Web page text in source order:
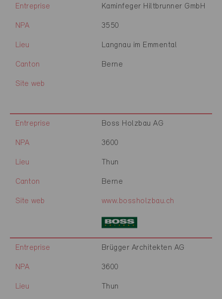
Entreprise Kaminfeger Hiltbrunner GmbH
NPA 3550
Lieu Langnau im Emmental
Canton Berne
Site web
Entreprise Boss Holzbau AG
NPA 3600
Lieu Thun
Canton Berne
Site web www.bossholzbau.ch
Entreprise Brügger Architekten AG
NPA 3600
Lieu Thun